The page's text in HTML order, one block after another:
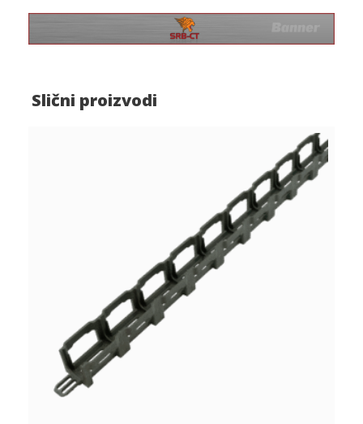
Slični proizvodi